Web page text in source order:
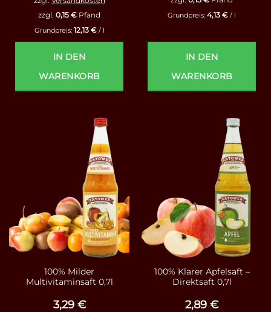
zzgl. 0,15 € Pfand
Grundpreis: 12,13 €/ l
IN DEN
WARENKORB
Grundpreis: 4,13 € / l
IN DEN
WARENKORB
100% Milder
Multivitaminsaft 0,7l
3,29 €
100% Klarer Apfelsaft –
Direktsaft 0,7l
2,89 €